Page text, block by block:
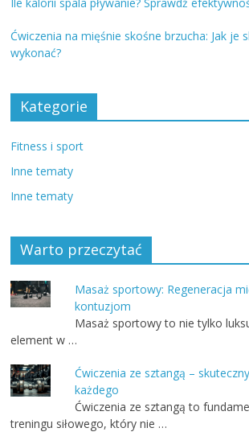
Ćwiczenia na mięśnie skośne brzucha: Jak je
wykonać?
Kategorie
Fitness i sport
Inne tematy
Inne tematy
Warto przeczytać
Masaż sportowy: Regeneracja
kontuzjom
Masaż sportowy to nie tylko
element w …
Ćwiczenia ze sztangą –
każdego
Ćwiczenia ze sztangą to
treningu siłowego, który nie …